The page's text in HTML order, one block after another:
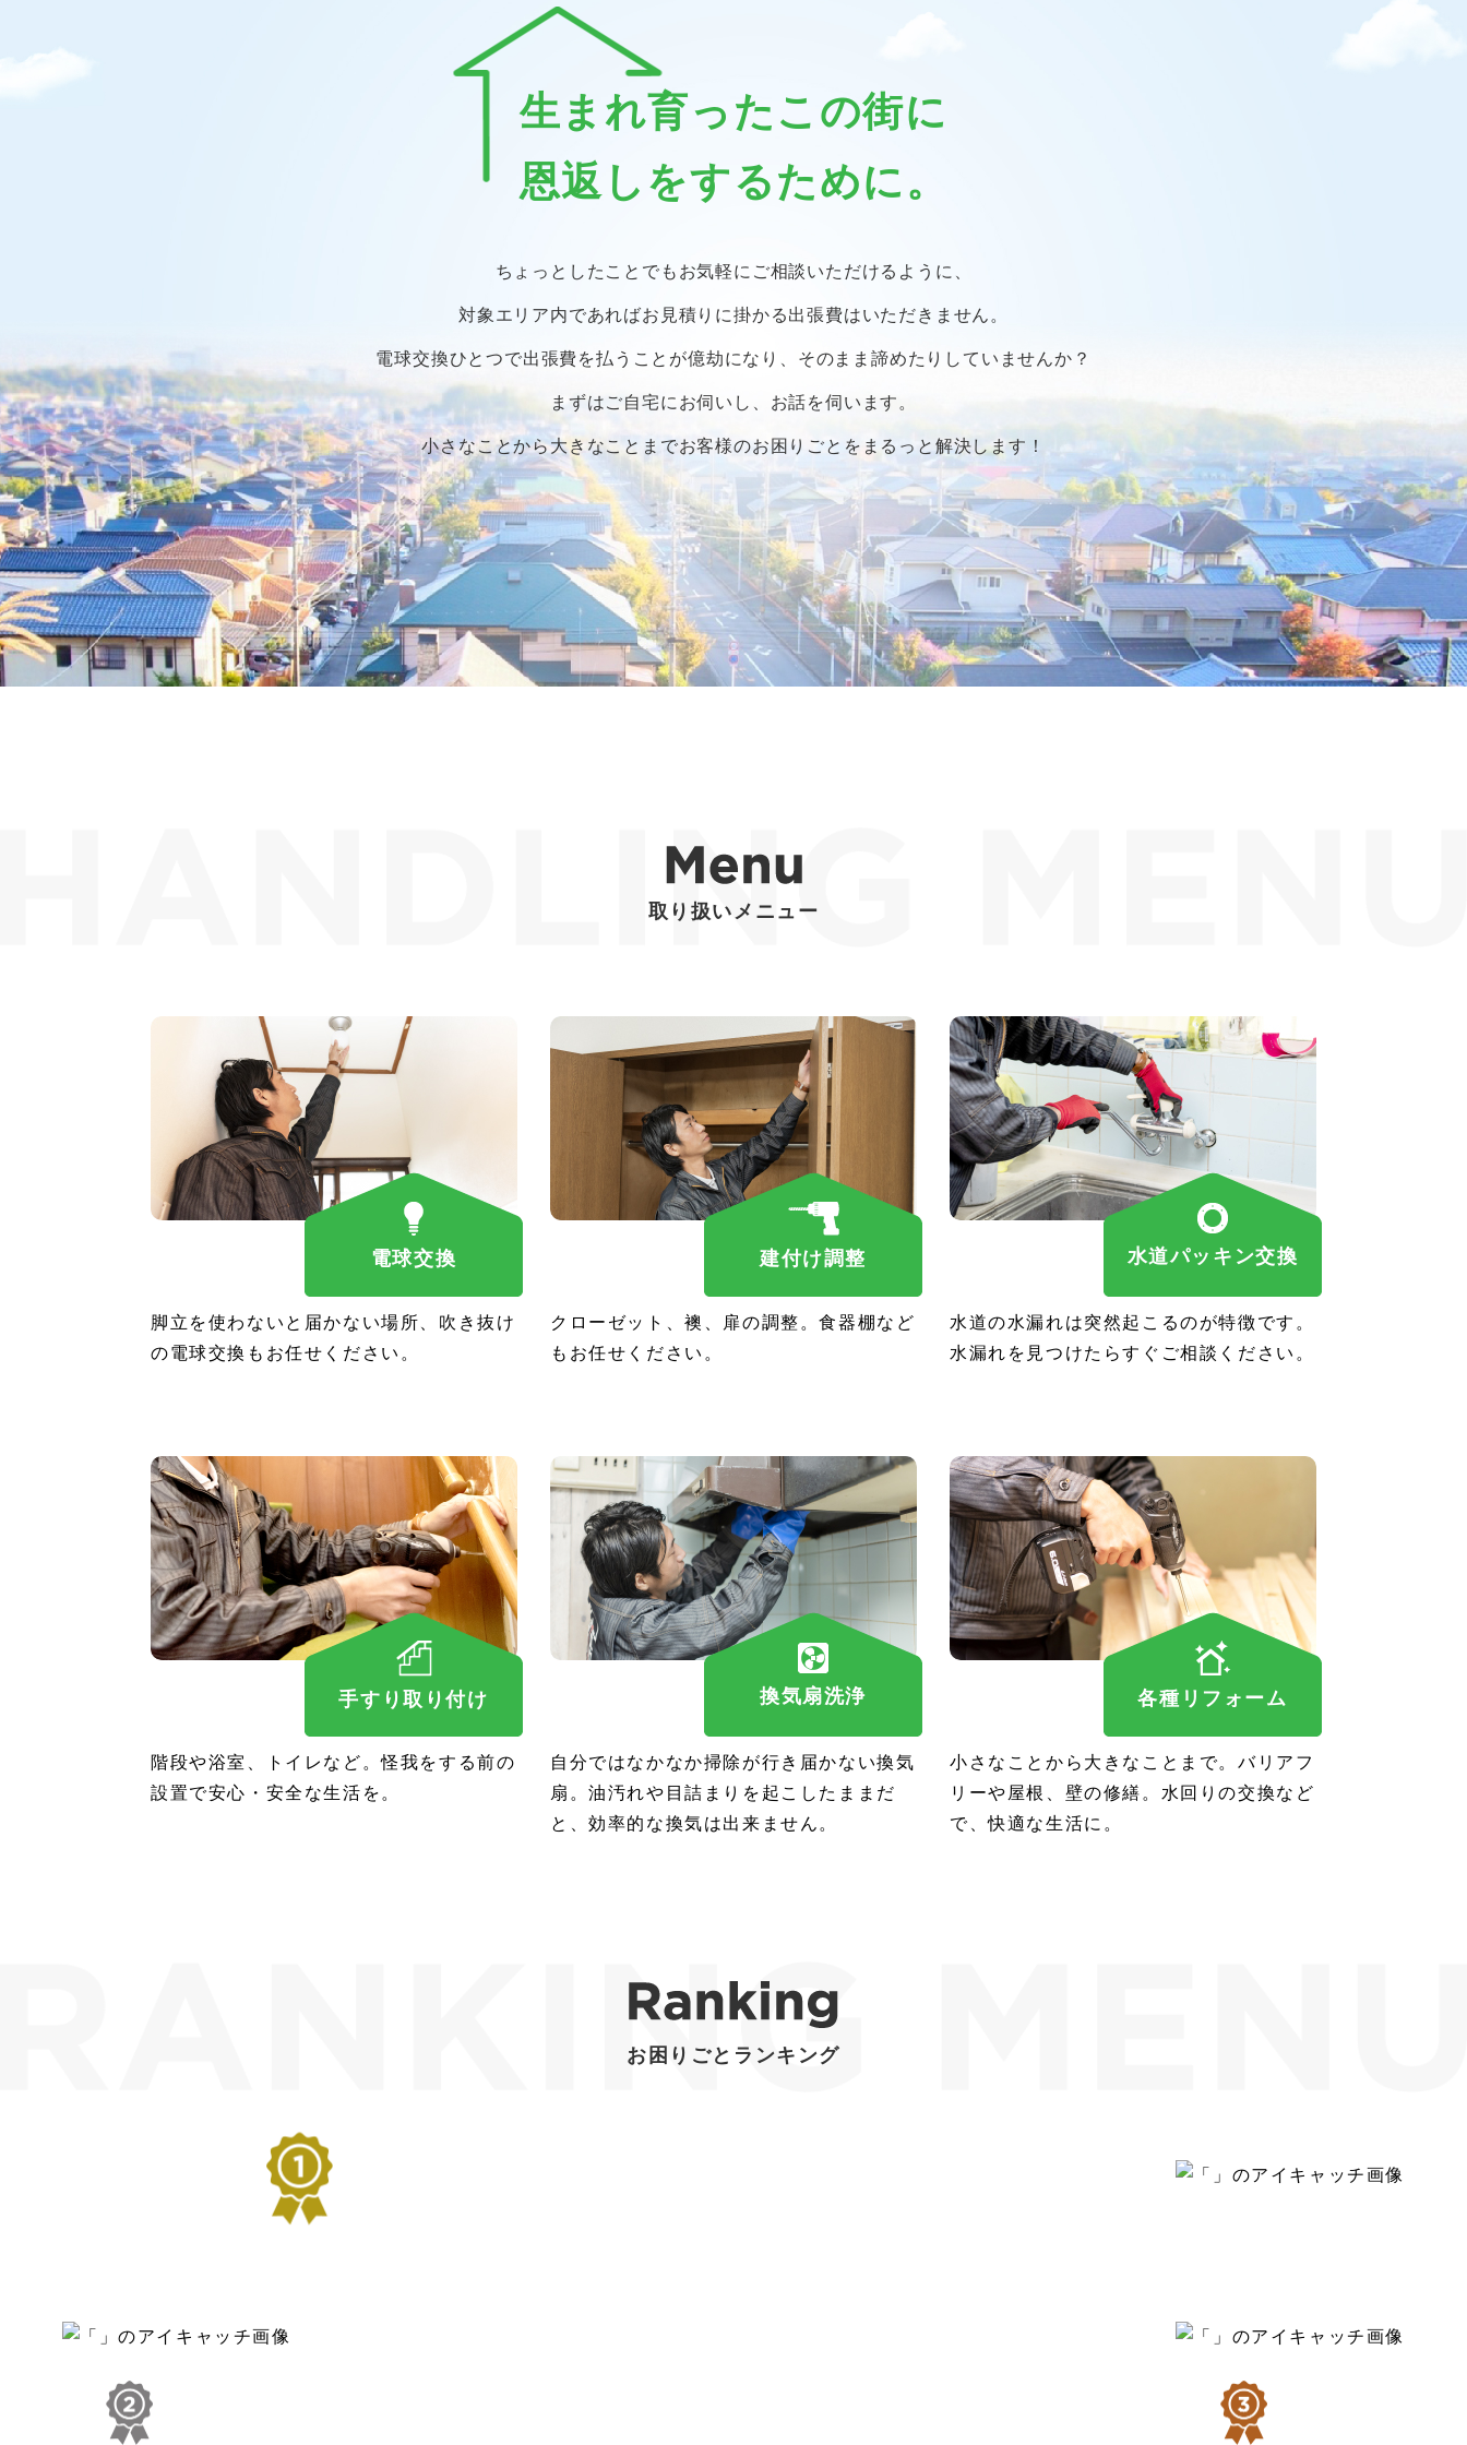
生まれ育ったこの街に
恩返しをするために。
ちょっとしたことでも お気軽にご相談いただけるように、
対象エリア内であればお見積りに掛かる出張費はいただきません。
電球交換ひとつで出張費を払うことが億劫になり、 そのまま諦めたりしていませんか？
まずはご自宅にお伺いし、お話を伺います。
小さなことから大きなことまでお客様のお困りごとをまるっと解決します！
取り扱いメニュー
電球交換
脚立を使わないと届かない場所、吹き抜け
の電球交換もお任せください。
建付け調整
クローゼット、襖、扉の調整。食器棚など
もお任せください。
水道パッキン交換
水道の水漏れは突然起こるのが特徴です。
水漏れを見つけたらすぐご相談ください。
手すり取り付け
階段や浴室、トイレなど。怪我をする前の
設置で安心・安全な生活を。
換気扇洗浄
自分ではなかなか掃除が行き届かない換気
扇。油汚れや目詰まりを起こしたままだ
と、効率的な換気は出来ません。
各種リフォーム
小さなことから大きなことまで。バリアフ
リーや屋根、壁の修繕。水回りの交換など
で、快適な生活に。
お困りごとランキング